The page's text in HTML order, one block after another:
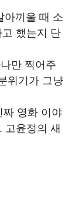
아끼울 때 소
했는지 단
만 찍어주
위기가 그냥
짜 영화 이야
고윤정의 새